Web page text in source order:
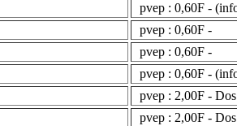
pvep : 0,60F -
pvep : 0,60F -
pvep : 0,60F -
pvep : 0,60F -
pvep : 2,00F -
pvep : 2,00F -